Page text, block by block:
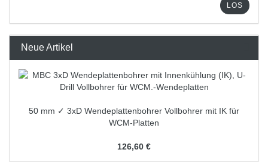
LOS
Neue Artikel
50 mm ✓ 3xD Wendeplattenbohrer Vollbohrer mit IK für
WCM-Platten
126,60 €